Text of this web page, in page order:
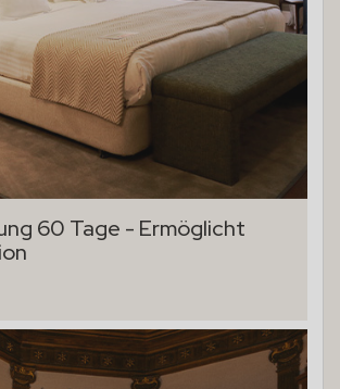
60 Tage - Ermöglicht